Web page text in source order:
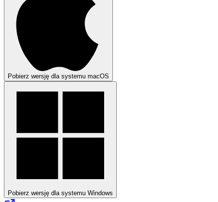
Pobierz wersję dla systemu macOS
Pobierz wersję dla systemu Windows